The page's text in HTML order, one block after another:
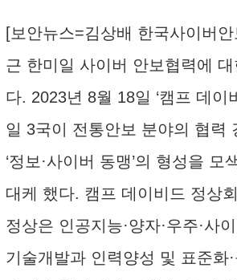
[보안뉴스=김상배 한국사이버
근 한미일 사이버 안보협력에
다. 2023년 8월 18일 ‘캠프 데이
일 3국이 전통안보 분야의 협력
‘정보·사이버 동맹’의 형성을 모
대케 했다. 캠프 데이비드 정상
정상은 인공지능·양자·우주·사
기술개발과 인력양성 및 표준화